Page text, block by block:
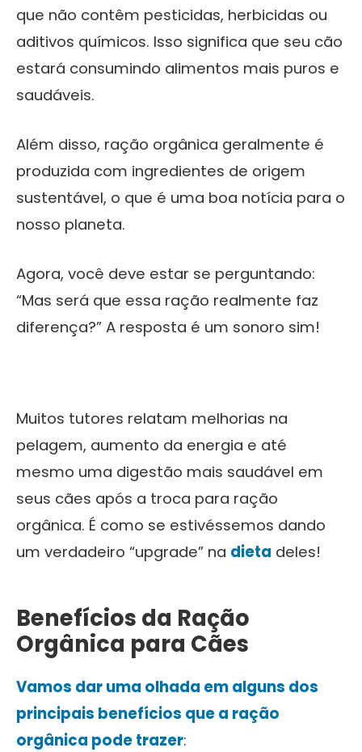
que não contêm pesticidas, herbicidas ou
aditivos químicos. Isso significa que seu cão
estará consumindo alimentos mais puros e
saudáveis.
Além disso, ração orgânica geralmente é
produzida com ingredientes de origem
sustentável, o que é uma boa notícia para o
nosso planeta.
Agora, você deve estar se perguntando:
“Mas será que essa ração realmente faz
diferença?” A resposta é um sonoro sim!
Muitos tutores relatam melhorias na
pelagem, aumento da energia e até
mesmo uma digestão mais saudável em
seus cães após a troca para ração
orgânica. É como se estivéssemos dando
um verdadeiro “upgrade” na dieta deles!
Benefícios da Ração
Orgânica para Cães
Vamos dar uma olhada em alguns dos
principais benefícios que a ração
orgânica pode trazer: